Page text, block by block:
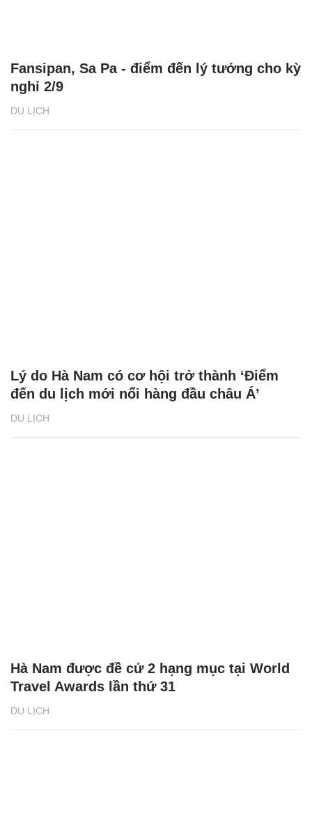
DU LỊCH
Fansipan, Sa Pa - điểm đến lý tưởng cho kỳ
nghỉ 2/9
DU LỊCH
Lý do Hà Nam có cơ hội trở thành ‘Điểm
đến du lịch mới nổi hàng đầu châu Á’
DU LỊCH
Hà Nam được đề cử 2 hạng mục tại World
Travel Awards lần thứ 31